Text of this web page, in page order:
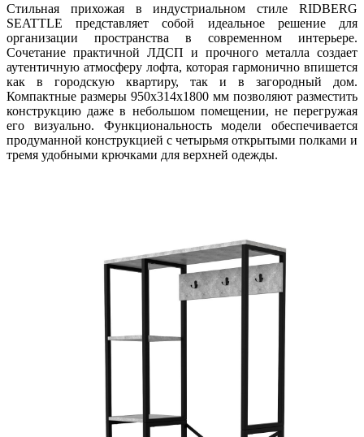
Стильная прихожая в индустриальном стиле RIDBERG
SEATTLE представляет собой идеальное решение для
организации пространства в современном интерьере.
Сочетание практичной ЛДСП и прочного металла создает
аутентичную атмосферу лофта, которая гармонично впишется
как в городскую квартиру, так и в загородный дом.
Компактные размеры 950х314х1800 мм позволяют разместить
конструкцию даже в небольшом помещении, не перегружая
его визуально. Функциональность модели обеспечивается
продуманной конструкцией с четырьмя открытыми полками и
тремя удобными крючками для верхней одежды.